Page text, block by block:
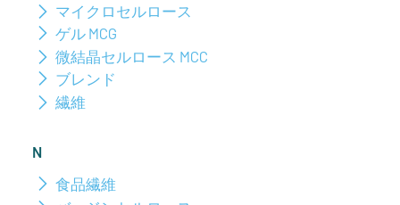
マイクロセルロース
ゲル MCG
微結晶セルロース MCC
ブレンド
繊維
N
食品繊維